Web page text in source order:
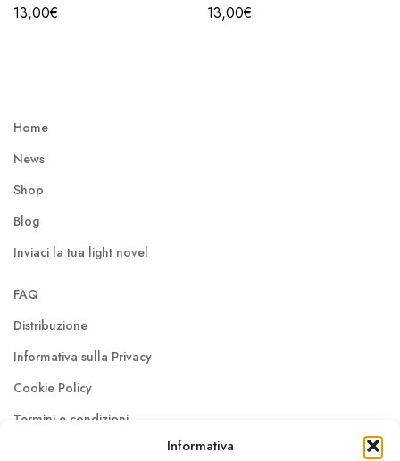
Informativa
13,00€ 13,00€
Home
News
Shop
Blog
Inviaci la tua light novel
FAQ
Distribuzione
Informativa sulla Privacy
Cookie Policy
Termini e condizioni